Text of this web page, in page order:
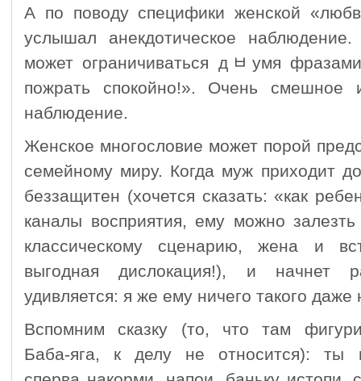
А по поводу специфики женской
услышал анекдотическое
может ограничиваться дﾲумя
пожрать спокойно!». Очень смешное
наблюдение.
Женское многословие может порой
семейному миру. Когда муж приходит
беззащитен (хочется сказать: «как
каналы восприятия, ему можно
классическому сценарию, жена и
выгодная дислокация!), и начнет
удивляется: я же ему ничего такого даже
Вспомним сказку (то, что там
Баба-яга, к делу не относится): ты